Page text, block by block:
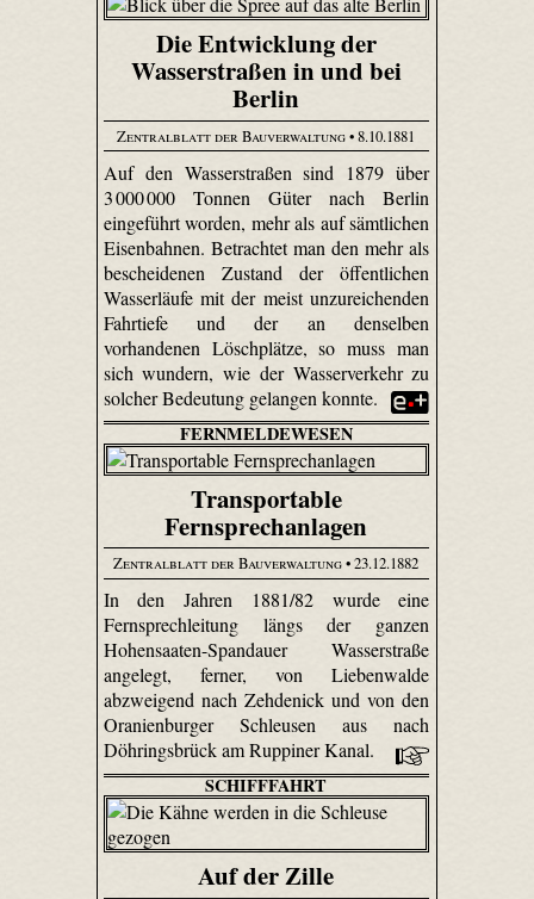
Die Entwicklung der
Wasserstraßen in und bei
Berlin
Zentralblatt der Bauverwaltung• 8.10.1881
Auf den Wasserstraßen sind 1879 über
3 000 000 Tonnen Güter nach Berlin
eingeführt worden, mehr als auf sämtlichen
Eisenbahnen. Betrachtet man den mehr als
bescheidenen Zustand der öffentlichen
Wasserläufe mit der meist unzureichenden
Fahrtiefe und der an denselben
vorhandenen Löschplätze, so muss man
sich wundern, wie der Wasserverkehr zu
solcher Bedeutung gelangen konnte.
FERNMELDEWESEN
Transportable
Fernsprechanlagen
Zentralblatt der Bauverwaltung• 23.12.1882
In den Jahren 1881/82 wurde eine
Fernsprechleitung längs der ganzen
Hohen­saaten-Spandauer Wasserstraße
angelegt, ferner, von Liebenwalde
abzweigend nach Zehdenick und von den
Oranienburger Schleusen aus nach
Döhrings­brück am Ruppiner Kanal.
SCHIFFFAHRT
Auf der Zille